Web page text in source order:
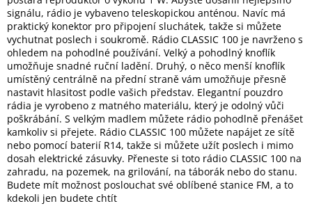
signálu, rádio je vybaveno teleskopickou anténou. Navíc má
praktický konektor pro připojení sluchátek, takže si můžete
vychutnat poslech i soukromě. Rádio CLASSIC 100 je navrženo s
ohledem na pohodlné používání. Velký a pohodlný knoflík
umožňuje snadné ruční ladění. Druhý, o něco menší knoflík
umístěný centrálně na přední straně vám umožňuje přesně
nastavit hlasitost podle vašich představ. Elegantní pouzdro
rádia je vyrobeno z matného materiálu, který je odolný vůči
poškrábání. S velkým madlem můžete rádio pohodlně přenášet
kamkoliv si přejete. Rádio CLASSIC 100 můžete napájet ze sítě
nebo pomocí baterií R14, takže si můžete užít poslech i mimo
dosah elektrické zásuvky. Přeneste si toto rádio CLASSIC 100 na
zahradu, na pozemek, na grilování, na táborák nebo do stanu.
Budete mít možnost poslouchat své oblíbené stanice FM, a to
kdekoli jen budete chtít